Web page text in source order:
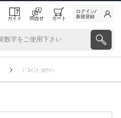
ガイド 問合せ カート
ログイン/
新規登録
ｼﾞﾖｲﾝﾄ,Wﾗｲﾝ